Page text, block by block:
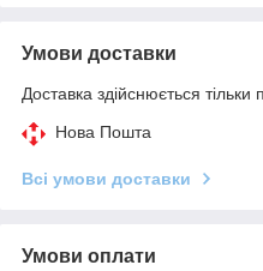
Умови доставки
Доставка здійснюється тільки
Нова Пошта
Всі умови доставки
Умови оплати